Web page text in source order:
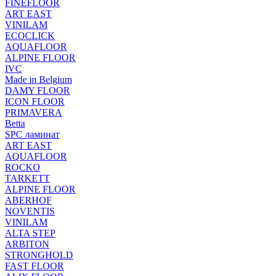
FINEFLOOR
ART EAST
VINILAM
ECOCLICK
AQUAFLOOR
ALPINE FLOOR
IVC
Made in Belgium
DAMY FLOOR
ICON FLOOR
PRIMAVERA
Betta
SPC ламинат
ART EAST
AQUAFLOOR
ROCKO
TARKETT
ALPINE FLOOR
ABERHOF
NOVENTIS
VINILAM
ALTA STEP
ARBITON
STRONGHOLD
FAST FLOOR